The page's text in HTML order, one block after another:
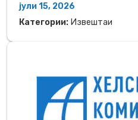
јули 15, 2026
Категории: Извештаи